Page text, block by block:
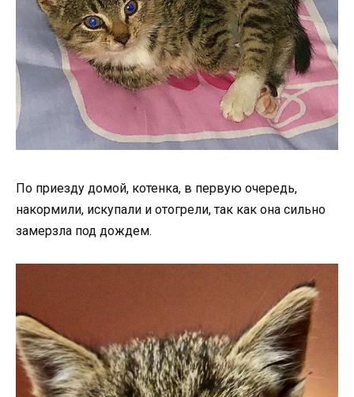
По приезду домой, котенка, в первую очередь,
накормили, искупали и отогрели, так как она сильно
замерзла под дождем.